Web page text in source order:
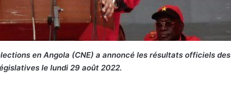
en Angola (CNE) a annoncé les résultats officiels des
le lundi 29 août 2022.